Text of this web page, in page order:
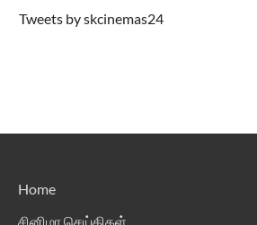
Tweets by skcinemas24
Home
சினிமா செய்திகள்